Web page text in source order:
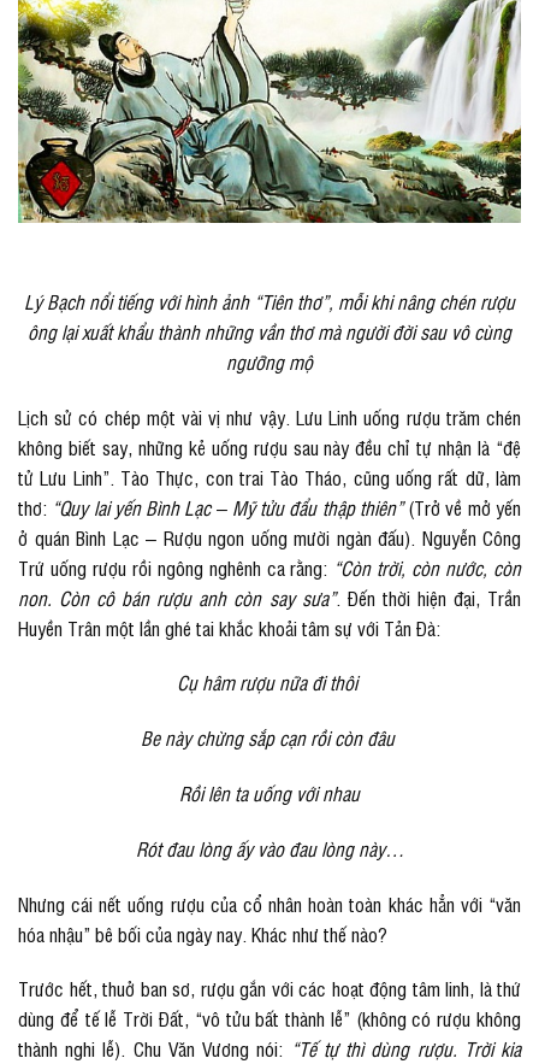
Lý Bạch nổi tiếng với hình ảnh “Tiên thơ”, mỗi khi nâng chén rượu
ông lại xuất khẩu thành những vần thơ mà người đời sau vô cùng
ngưỡng mộ
Lịch sử có chép một vài vị như vậy. Lưu Linh uống rượu trăm chén
không biết say, những kẻ uống rượu sau này đều chỉ tự nhận là “đệ
tử Lưu Linh”. Tào Thực, con trai Tào Tháo, cũng uống rất dữ, làm
thơ: “Quy lai yến Bình Lạc – Mỹ tửu đẩu thập thiên”(Trở về mở yến
ở quán Bình Lạc – Rượu ngon uống mười ngàn đấu). Nguyễn Công
Trứ uống rượu rồi ngông nghênh ca rằng: “Còn trời, còn nước, còn
non. Còn cô bán rượu anh còn say sưa”. Đến thời hiện đại, Trần
Huyền Trân một lần ghé tai khắc khoải tâm sự với Tản Đà:
Cụ hâm rượu nữa đi thôi
Be này chừng sắp cạn rồi còn đâu
Rồi lên ta uống với nhau
Rót đau lòng ấy vào đau lòng này…
Nhưng cái nết uống rượu của cổ nhân hoàn toàn khác hẳn với “văn
hóa nhậu” bê bối của ngày nay. Khác như thế nào?
Trước hết, thuở ban sơ, rượu gắn với các hoạt động tâm linh, là thứ
dùng để tế lễ Trời Đất, “vô tửu bất thành lễ” (không có rượu không
thành nghi lễ). Chu Văn Vương nói: “Tế tự thì dùng rượu. Trời kia